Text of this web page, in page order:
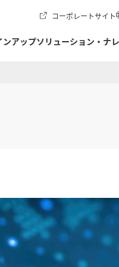
コーポレートサイト
ンアップソリューション・ナ